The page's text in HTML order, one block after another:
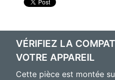
VÉRIFIEZ LA
VOTRE APPAREIL
Cette pièce est montée